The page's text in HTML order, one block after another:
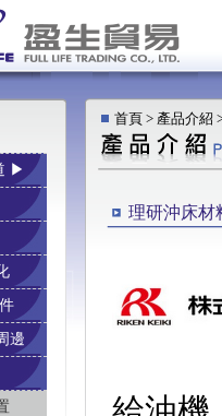
▶
邊
首頁 > 產品介紹
理研沖床材